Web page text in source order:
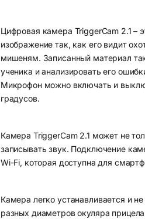
Цифровая камера TriggerCam 2.1 –
изображение так, как его видит
мишеням. Записанный материал
ученика и анализировать его
Микрофон можно включать и
градусов.
Камера TriggerCam 2.1 может не
записывать звук. Подключение
Wi-Fi, которая доступна для
Камера легко устанавливается и
разных диаметров окуляра